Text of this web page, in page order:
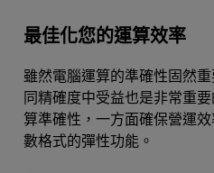
最佳化您的運算效率
雖然電腦運算的準確性固然
同精確度中受益也是非常重
算準確性，一方面確保營運
數格式的彈性功能。